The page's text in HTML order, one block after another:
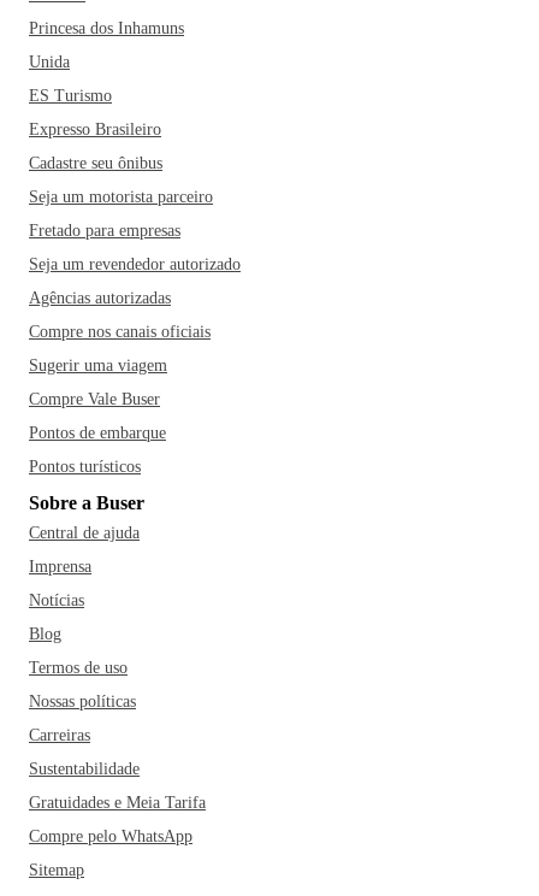
Princesa dos Inhamuns
Unida
ES Turismo
Expresso Brasileiro
Cadastre seu ônibus
Seja um motorista parceiro
Fretado para empresas
Seja um revendedor autorizado
Agências autorizadas
Compre nos canais oficiais
Sugerir uma viagem
Compre Vale Buser
Pontos de embarque
Pontos turísticos
Sobre a Buser
Central de ajuda
Imprensa
Notícias
Blog
Termos de uso
Nossas políticas
Carreiras
Sustentabilidade
Gratuidades e Meia Tarifa
Compre pelo WhatsApp
Sitemap